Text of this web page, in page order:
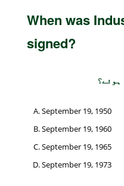
When was
signed?
September 19, 1950
September 19, 1960
September 19, 1965
September 19, 1973